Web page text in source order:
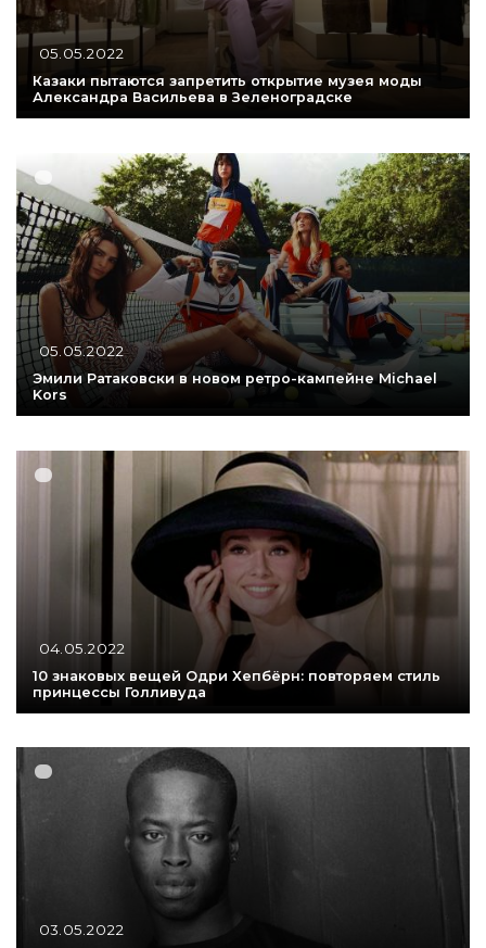
05.05.2022
Казаки пытаются запретить открытие музея моды
Александра Васильева в Зеленоградске
05.05.2022
Эмили Ратаковски в новом ретро-кампейне Michael
Kors
04.05.2022
10 знаковых вещей Одри Хепбёрн: повторяем стиль
принцессы Голливуда
03.05.2022